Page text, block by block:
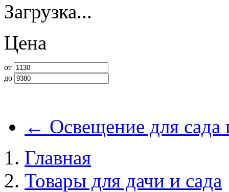
Загрузка...
Цена
от
до
← Освещение для сада
Главная
Товары для дачи и сада